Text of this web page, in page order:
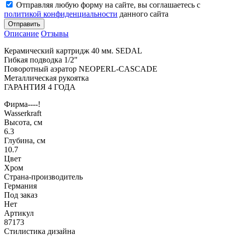
Отправляя любую форму на сайте, вы соглашаетесь с
политикой конфиденциальности данного сайта
Отправить
Описание Отзывы
Керамический картридж 40 мм. SEDAL
Гибкая подводка 1/2"
Поворотный аэратор NEOPERL-CASCADE
Металлическая рукоятка
ГАРАНТИЯ 4 ГОДА
Фирма----!
Wasserkraft
Высота, см
6.3
Глубина, см
10.7
Цвет
Хром
Страна-производитель
Германия
Под заказ
Нет
Артикул
87173
Стилистика дизайна